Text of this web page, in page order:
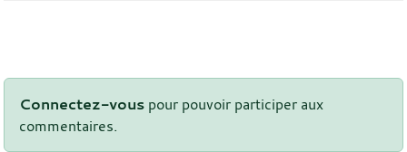
Connectez-vous pour pouvoir participer aux
commentaires.